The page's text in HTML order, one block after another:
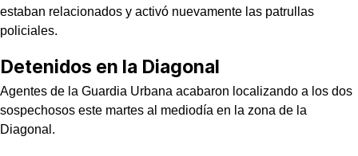
estaban relacionados y activó nuevamente las patrullas
policiales.
Detenidos en la Diagonal
Agentes de la Guardia Urbana acabaron localizando a los dos
sospechosos este martes al mediodía en la zona de la
Diagonal.